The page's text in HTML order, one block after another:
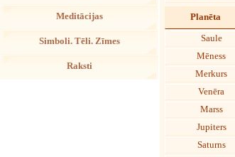
Meditācijas
Simboli. Tēli. Zīmes
Raksti
Planēta
Saule
Mēness
Merkurs
Venēra
Marss
Jupiters
Saturns